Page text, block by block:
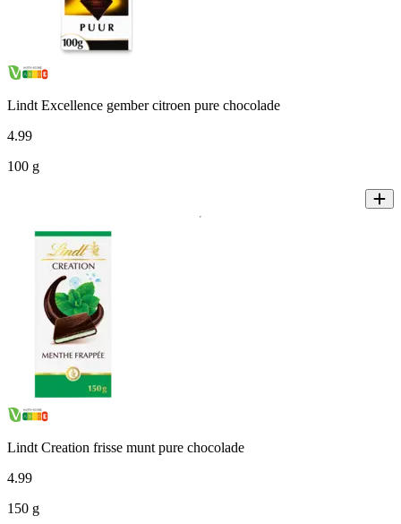
Lindt Excellence gember citroen pure chocolade
4.99
100 g
Lindt Creation frisse munt pure chocolade
4.99
150 g